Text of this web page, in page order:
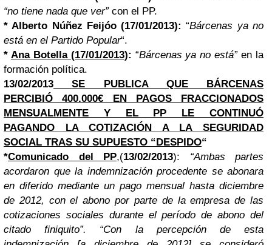
“no tiene nada que ver”con el PP.
* Alberto Núñez Feijóo(17/01/2013): “Bárcenas ya no
está en el Partido Popular“.
* Ana Botella(17/01/2013): “Bárcenas ya no está”en la
formación política.
13/02/2013
SE PUBLICA QUE BÁRCENAS
PERCIBIÓ 400.000€ EN PAGOS FRACCIONADOS
MENSUALMENTE Y EL PP LE CONTINUÓ
PAGANDO LA COTIZACIÓN A LA SEGURIDAD
SOCIAL TRAS SU SUPUESTO “DESPIDO“
*Comunicado del PP,(13/02/2013): “Ambas partes
acordaron que la indemnización procedente se abonara
en diferido mediante un pago mensual hasta diciembre
de 2012, con el abono por parte de la empresa de las
cotizaciones sociales durante el período de abono del
citado finiquito”. “Con la percepción de esta